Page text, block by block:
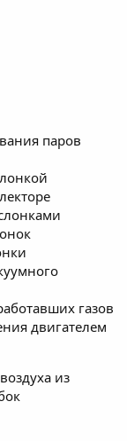
паров
газов
двигателем
из